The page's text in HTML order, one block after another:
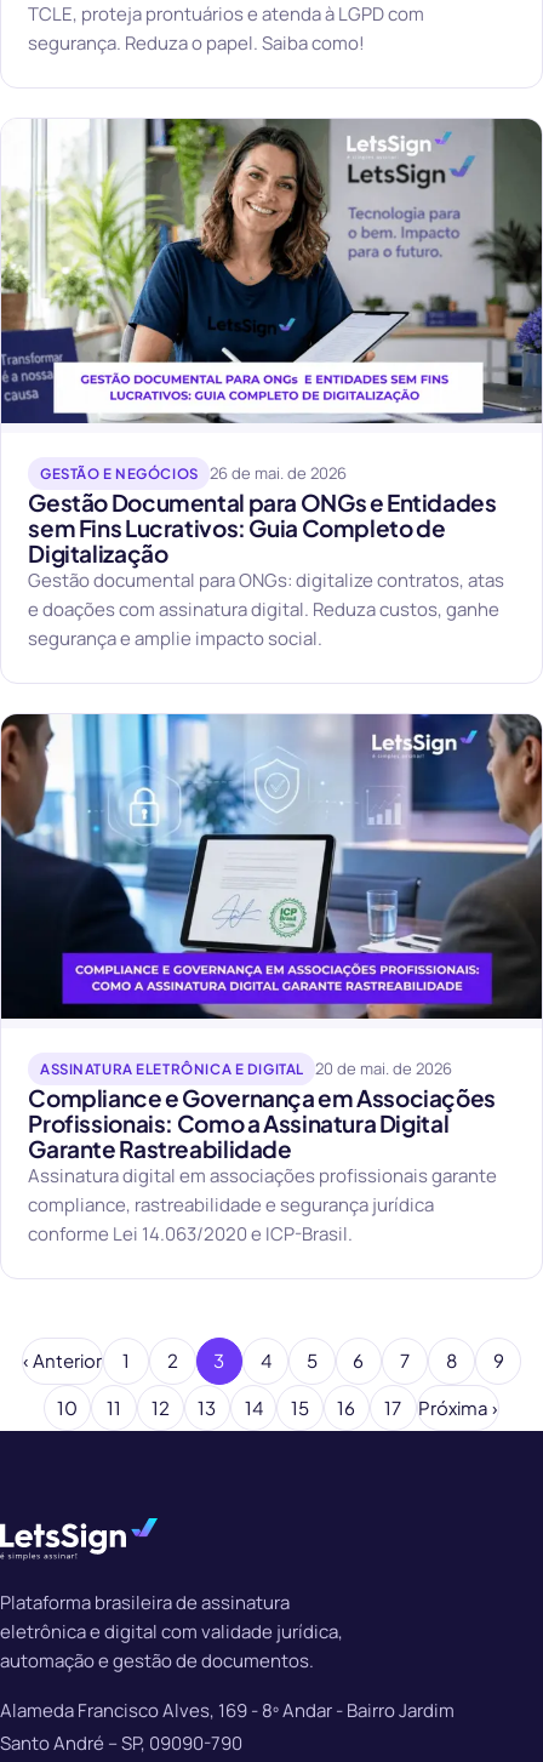
TCLE, proteja prontuários e atenda à LGPD com
segurança. Reduza o papel. Saiba como!
GESTÃO E NEGÓCIOS 26 de mai. de 2026
Gestão Documental para ONGs e Entidades
sem Fins Lucrativos: Guia Completo de
Digitalização
Gestão documental para ONGs: digitalize contratos, atas
e doações com assinatura digital. Reduza custos, ganhe
segurança e amplie impacto social.
ASSINATURA ELETRÔNICA E DIGITAL 20 de mai. de 2026
Compliance e Governança em Associações
Profissionais: Como a Assinatura Digital
Garante Rastreabilidade
Assinatura digital em associações profissionais garante
compliance, rastreabilidade e segurança jurídica
conforme Lei 14.063/2020 e ICP-Brasil.
‹ Anterior 1 2 3 4 5 6 7 8 9
10 11 12 13 14 15 16 17 Próxima ›
Plataforma brasileira de assinatura
eletrônica e digital com validade jurídica,
automação e gestão de documentos.
Alameda Francisco Alves, 169 - 8º Andar - Bairro Jardim
Santo André – SP, 09090-790